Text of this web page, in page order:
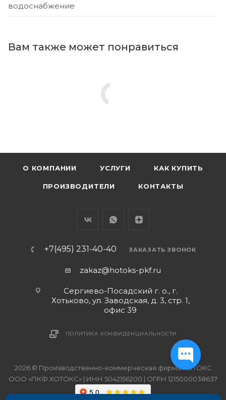
водоснабжение
Вам также может понравиться
О КОМПАНИИ УСЛУГИ КАК КУПИТЬ
ПРОИЗВОДИТЕЛИ КОНТАКТЫ
+7(495) 231-40-40 ЗАКАЗАТЬ ЗВОНОК
zakaz@hotoks-pkf.ru
Сергиево-Посадский г. о., г.
Хотьково, ул. Заводская, д. 3, стр. 1,
офис 39
ПОЛИТИКА КОНФИДЕНЦИАЛЬНОСТИ
2026 © Производственно-коммерческая фирма ХОТОКС
ООО «ПКФ ХОТОКС» | ИНН 5042156200 | ОГРН 1215000038637